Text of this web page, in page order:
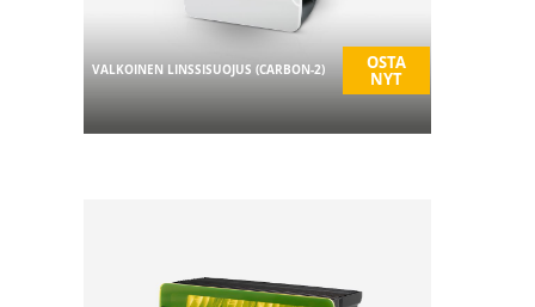
VALKOINEN LINSSISUOJUS (CARBON-2) OSTA
NYT